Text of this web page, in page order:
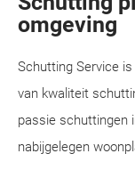
omgeving
Schutting Service
van kwaliteit
passie schuttingen
nabijgelegen